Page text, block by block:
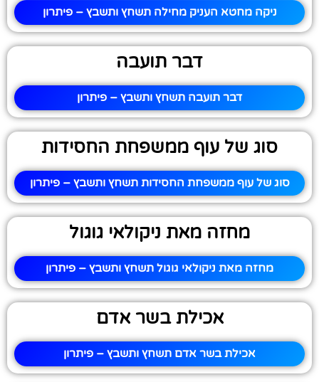
ניקה מחטא העניק מחילה תשחץ ותשבץ – פיתרון
דבר תועבה
דבר תועבה תשחץ ותשבץ – פיתרון
סוג של עוף ממשפחת החסידות
סוג של עוף ממשפחת החסידות תשחץ ותשבץ – פיתרון
מחזה מאת ניקולאי גוגול
מחזה מאת ניקולאי גוגול תשחץ ותשבץ – פיתרון
אכילת בשר אדם
אכילת בשר אדם תשחץ ותשבץ – פיתרון